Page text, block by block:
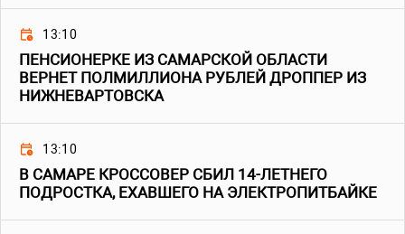
13:10
ПЕНСИОНЕРКЕ ИЗ САМАРСКОЙ ОБЛАСТИ
ВЕРНЕТ ПОЛМИЛЛИОНА РУБЛЕЙ ДРОППЕР ИЗ
НИЖНЕВАРТОВСКА
13:10
В САМАРЕ КРОССОВЕР СБИЛ 14-ЛЕТНЕГО
ПОДРОСТКА, ЕХАВШЕГО НА ЭЛЕКТРОПИТБАЙКЕ